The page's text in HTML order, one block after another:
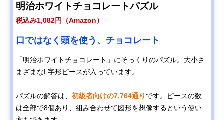
明治ホワイトチョコレートパズル
税込み1,082円（Amazon）
口ではなく頭を使う、チョコレート
「明治ホワイトチョコレート」にそっくりのパズル。大小さ
まざまなL字形ピースが入っています。
パズルの解答は、 初級者向けの7,764通り です。ピースの数
は全部で8個あり、組み合わせて図形を想像するという使い